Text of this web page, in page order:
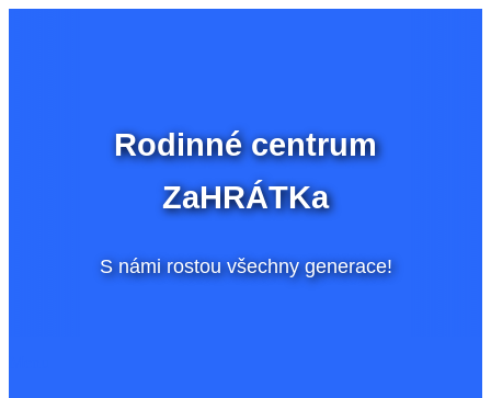
Rodinné centrum
ZaHRÁTKa
S námi rostou všechny generace!